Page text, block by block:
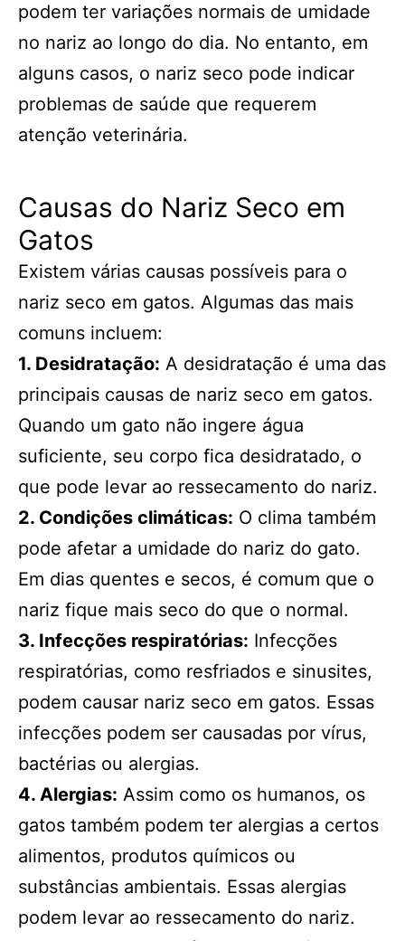
podem ter variações normais de umidade
no nariz ao longo do dia. No entanto, em
alguns casos, o nariz seco pode indicar
problemas de saúde que requerem
atenção veterinária.
Causas do Nariz Seco em
Gatos
Existem várias causas possíveis para o
nariz seco em gatos. Algumas das mais
comuns incluem:
1. Desidratação: A desidratação é uma das
principais causas de nariz seco em gatos.
Quando um gato não ingere água
suficiente, seu corpo fica desidratado, o
que pode levar ao ressecamento do nariz.
2. Condições climáticas: O clima também
pode afetar a umidade do nariz do gato.
Em dias quentes e secos, é comum que o
nariz fique mais seco do que o normal.
3. Infecções respiratórias: Infecções
respiratórias, como resfriados e sinusites,
podem causar nariz seco em gatos. Essas
infecções podem ser causadas por vírus,
bactérias ou alergias.
4. Alergias: Assim como os humanos, os
gatos também podem ter alergias a certos
alimentos, produtos químicos ou
substâncias ambientais. Essas alergias
podem levar ao ressecamento do nariz.